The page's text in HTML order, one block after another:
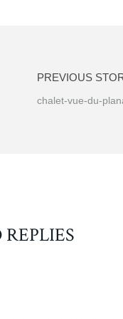
PREVIOUS
chalet-vue-du-
REPLIES